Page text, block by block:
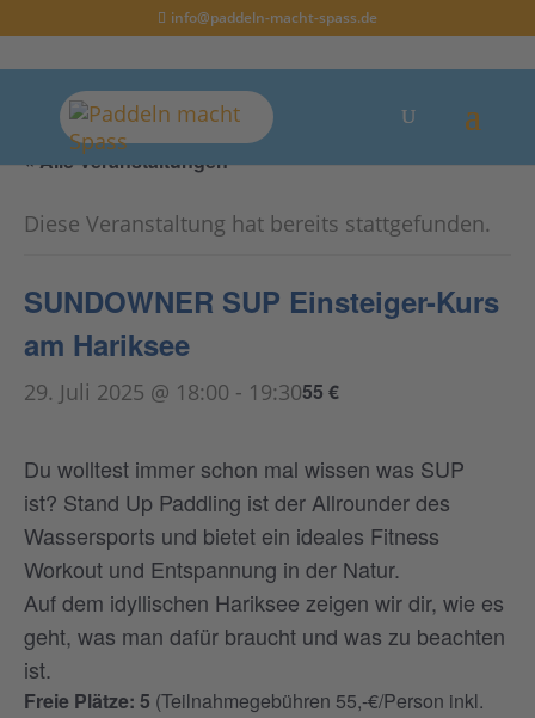
info@paddeln-macht-spass.de
« Alle Veranstaltungen
Diese Veranstaltung hat bereits stattgefunden.
SUNDOWNER SUP Einsteiger-Kurs
am Hariksee
29. Juli 2025 @ 18:00 - 19:3055 €
Du wolltest immer schon mal wissen was SUP
ist? Stand Up Paddling ist der Allrounder des
Wassersports und bietet ein ideales Fitness
Workout und Entspannung in der Natur.
Auf dem idyllischen Hariksee zeigen wir dir, wie es
geht, was man dafür braucht und was zu beachten
ist.
Freie Plätze: 5 (Teilnahmegebühren 55,-€/Person inkl.